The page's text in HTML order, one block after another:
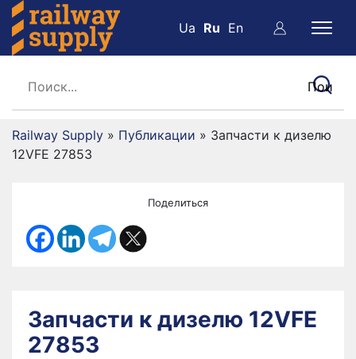
Ua Ru En
Railway Supply » Публикации » Запчасти к дизелю
12VFE 27853
Поделиться
Запчасти к дизелю 12VFE
27853